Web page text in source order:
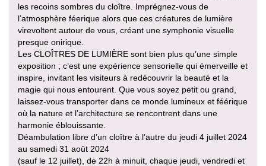
les recoins sombres du cloître. Imprégnez-vous de
l’atmosphère féerique alors que ces créatures de lumière
virevoltent autour de vous, créant une symphonie visuelle
presque onirique.
Les CLOÎTRES DE LUMIÈRE sont bien plus qu’une simple
exposition ; c’est une expérience sensorielle qui émerveille et
inspire, invitant les visiteurs à redécouvrir la beauté et la
magie qui nous entourent. Que vous soyez petit ou grand,
laissez-vous transporter dans ce monde lumineux et féérique
où la nature et l’architecture se rencontrent dans une
harmonie éblouissante.
Déambulation libre d’un cloître à l’autre du jeudi 4 juillet 2024
au samedi 31 août 2024
(sauf le 12 juillet), de 22h à minuit, chaque jeudi, vendredi et